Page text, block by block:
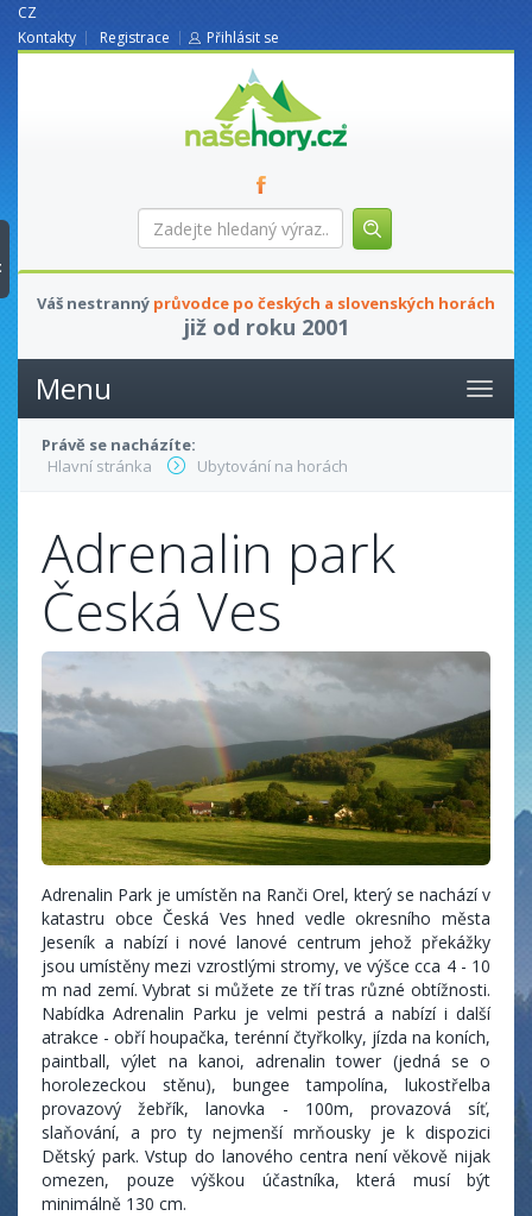
CZ
Kontakty
Registrace Přihlásit se
nasehory.cz
Zadejte
hledaný
Váš nestranný průvodce po českých a slovenských horách
již od roku 2001
Menu
Právě se nacházíte:
Hlavní stránka
Ubytování na horách
Adrenalin park
Česká Ves
Adrenalin Park je umístěn na Ranči Orel, který se nachází v
katastru obce Česká Ves hned vedle okresního města
Jeseník a nabízí i nové lanové centrum jehož překážky
jsou umístěny mezi vzrostlými stromy, ve výšce cca 4 - 10
m nad zemí. Vybrat si můžete ze tří tras různé obtížnosti.
Nabídka Adrenalin Parku je velmi pestrá a nabízí i další
atrakce - obří houpačka, terénní čtyřkolky, jízda na koních,
paintball, výlet na kanoi, adrenalin tower (jedná se o
horolezeckou stěnu), bungee tampolína, lukostřelba
provazový žebřík, lanovka - 100m, provazová síť,
slaňování, a pro ty nejmenší mrňousky je k dispozici
Dětský park. Vstup do lanového centra není věkově nijak
omezen, pouze výškou účastníka, která musí být
minimálně 130 cm.